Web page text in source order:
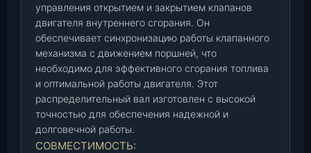
н
ы
.
4
0
управления открытием и закрытием клапанов
двигателя внутреннего сгорания. Он
обеспечивает синхронизацию работы клапанного
механизма с движением поршней, что
необходимо для эффективного сгорания топлива
и оптимальной работы двигателя. Этот
распределительный вал изготовлен с высокой
точностью для обеспечения надежной и
долговечной работы.
СОВМЕСТИМОСТЬ: